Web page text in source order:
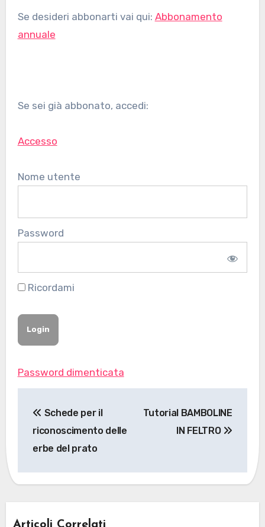
Se desideri abbonarti vai qui: Abbonamento
annuale
Se sei già abbonato, accedi:
Accesso
Nome utente
Password
Ricordami
Password dimenticata
articoli
Schede per il
riconoscimento delle
erbe del prato
Tutorial BAMBOLINE
IN FELTRO
Articoli Correlati